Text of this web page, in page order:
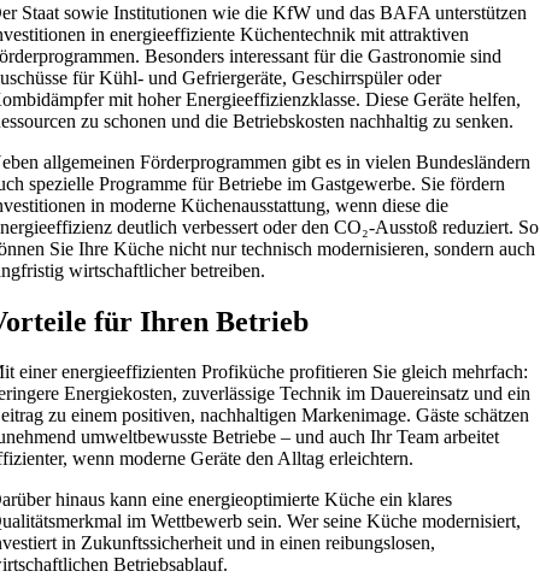
Staat sowie Institutionen wie die KfW und das BAFA unterstützen
in energieeffiziente Küchentechnik mit attraktiven
Besonders interessant für die Gastronomie sind
für Kühl- und Gefriergeräte, Geschirrspüler oder
mit hoher Energieeffizienzklasse. Diese Geräte helfen,
zu schonen und die Betriebskosten nachhaltig zu senken.
allgemeinen Förderprogrammen gibt es in vielen Bundesländern
spezielle Programme für Betriebe im Gastgewerbe. Sie fördern
in moderne Küchenausstattung, wenn diese die
deutlich verbessert oder den CO₂-Ausstoß reduziert. So
Sie Ihre Küche nicht nur technisch modernisieren, sondern auch
wirtschaftlicher betreiben.
für Ihren Betrieb
einer energieeffizienten Profiküche profitieren Sie gleich mehrfach:
Energiekosten, zuverlässige Technik im Dauereinsatz und ein
zu einem positiven, nachhaltigen Markenimage. Gäste schätzen
umweltbewusste Betriebe – und auch Ihr Team arbeitet
wenn moderne Geräte den Alltag erleichtern.
hinaus kann eine energieoptimierte Küche ein klares
im Wettbewerb sein. Wer seine Küche modernisiert,
in Zukunftssicherheit und in einen reibungslosen,
Betriebsablauf.